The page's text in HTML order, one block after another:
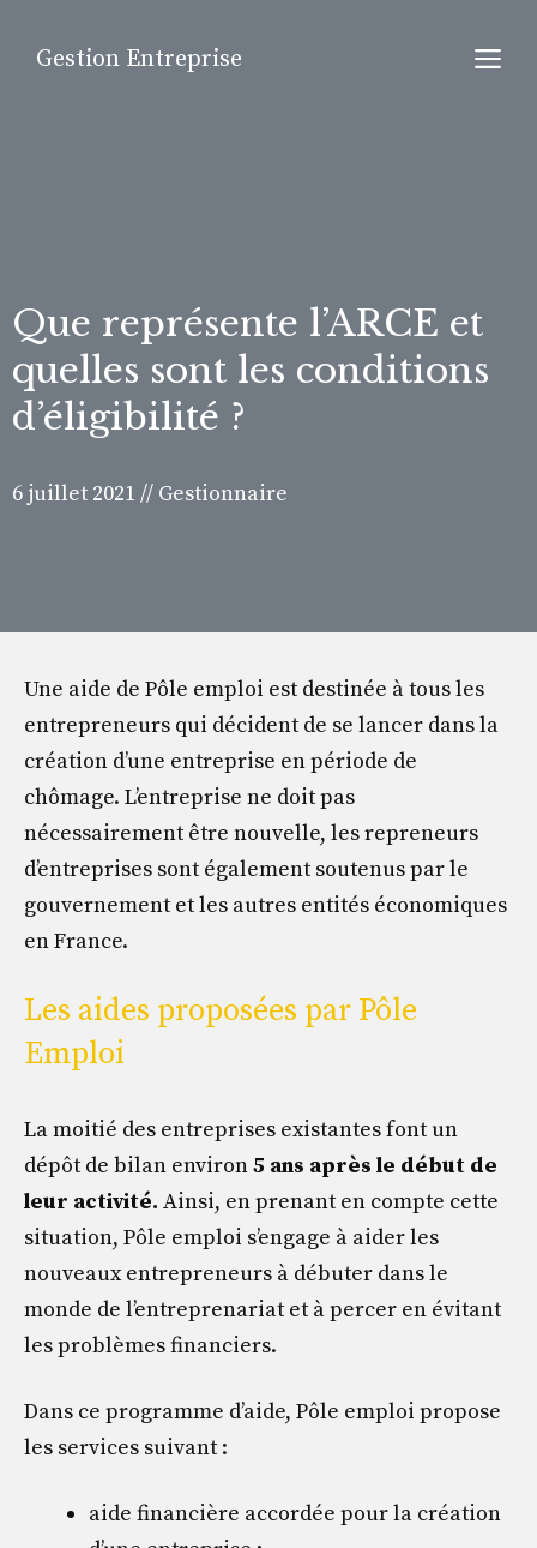
Gestion Entreprise
Que représente l’ARCE et
quelles sont les conditions
d’éligibilité ?
6 juillet 2021// Gestionnaire
Une aide de Pôle emploi est destinée à tous les
entrepreneurs qui décident de se lancer dans la
création d’une entreprise en période de
chômage. L’entreprise ne doit pas
nécessairement être nouvelle, les repreneurs
d’entreprises sont également soutenus par le
gouvernement et les autres entités économiques
en France.
Les aides proposées par Pôle
Emploi
La moitié des entreprises existantes font un
dépôt de bilan environ5 ans après le début de
leur activité. Ainsi, en prenant en compte cette
situation, Pôle emploi s’engage à aider les
nouveaux entrepreneurs à débuter dans le
monde de l’entreprenariat et à percer en évitant
les problèmes financiers.
Dans ce programme d’aide, Pôle emploi propose
les services suivant :
aide financière accordée pour la création